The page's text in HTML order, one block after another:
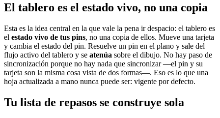
El tablero es el estado vivo, no una copia
Esta es la idea central en la que vale la pena ir despacio: el tablero es
el estado vivo de tus pins, no una copia de ellos. Mueve una tarjeta
y cambia el estado del pin. Resuelve un pin en el plano y sale del
flujo activo del tablero y se atenúa sobre el dibujo. No hay paso de
sincronización porque no hay nada que sincronizar —el pin y su
tarjeta son la misma cosa vista de dos formas—. Eso es lo que una
hoja actualizada a mano nunca puede ser: vigente por defecto.
Tu lista de repasos se construye sola